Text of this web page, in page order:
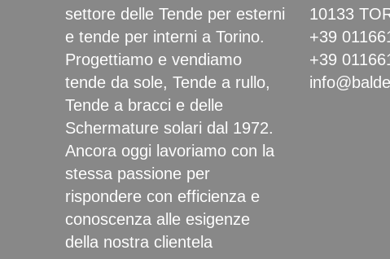
settore delle Tende per esterni
e tende per interni a Torino.
Progettiamo e vendiamo
tende da sole, Tende a rullo,
Tende a bracci e delle
Schermature solari dal 1972.
Ancora oggi lavoriamo con la
stessa passione per
rispondere con efficienza e
conoscenza alle esigenze
della nostra clientela
10133
+39
+39